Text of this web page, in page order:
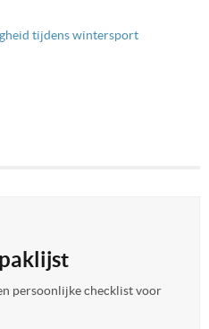
tijdens wintersport
persoonlijke checklist voor